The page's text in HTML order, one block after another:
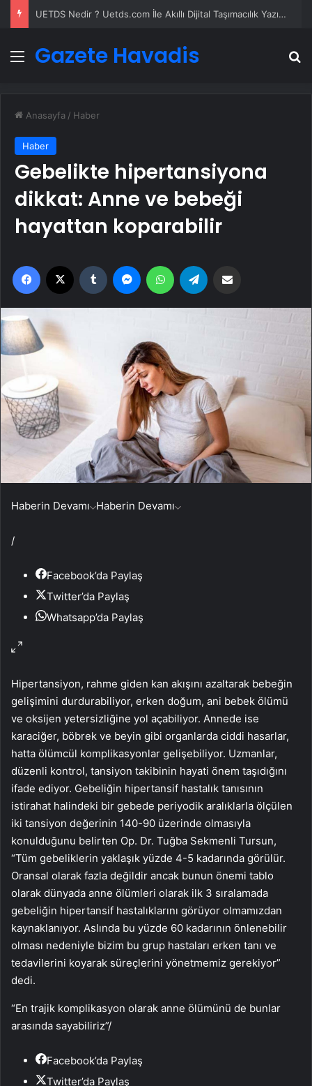
UETDS Nedir ? Uetds.com İle Akıllı Dijital Taşımacılık Yazılımı
Menü
Gazete Havadis
Anasayfa / Haber
Haber
Gebelikte hipertansiyona
dikkat: Anne ve bebeği
hayattan koparabilir
Facebook Tumblr MessengerWhatsApp
Haberin Devamı Haberin Devamı
/
Facebook’da Paylaş
Twitter’da Paylaş
Whatsapp’da Paylaş
Hipertansiyon, rahme giden kan akışını azaltarak bebeğin
gelişimini durdurabiliyor, erken doğum, ani bebek ölümü
ve oksijen yetersizliğine yol açabiliyor. Annede ise
karaciğer, böbrek ve beyin gibi organlarda ciddi hasarlar,
hatta ölümcül komplikasyonlar gelişebiliyor. Uzmanlar,
düzenli kontrol, tansiyon takibinin hayati önem taşıdığını
ifade ediyor. Gebeliğin hipertansif hastalık tanısının
istirahat halindeki bir gebede periyodik aralıklarla ölçülen
iki tansiyon değerinin 140-90 üzerinde olmasıyla
konulduğunu belirten Op. Dr. Tuğba Sekmenli Tursun,
“Tüm gebeliklerin yaklaşık yüzde 4-5 kadarında görülür.
Oransal olarak fazla değildir ancak bunun önemi tablo
olarak dünyada anne ölümleri olarak ilk 3 sıralamada
gebeliğin hipertansif hastalıklarını görüyor olmamızdan
kaynaklanıyor. Aslında bu yüzde 60 kadarının önlenebilir
olması nedeniyle bizim bu grup hastaları erken tanı ve
tedavilerini koyarak süreçlerini yönetmemiz gerekiyor”
dedi.
“En trajik komplikasyon olarak anne ölümünü de bunlar
arasında sayabiliriz”/
Facebook’da Paylaş
Twitter’da Paylaş